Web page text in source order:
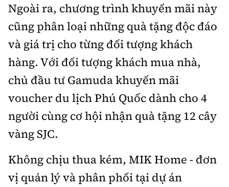
Nguyễn Sơn Tùng, Nguyễn Đức Thắng,
La Đức Hùng
Giấy phép số 02/GP-BC, cấp ngày 22/4/2025.
Chuyên trang của Báo Xây dựng
Hotline:
0901 514 799
Quảng cáo và Phát hành:
0915 057 282
Email: bandoc@baoxaydung.vn
Cấm sao chép dưới mọi hình thức nếu không có sự
chấp thuận bằng văn bản.
Ngoài ra, chương trình khuyến mãi này
cũng phân loại những quà tặng độc đáo
và giá trị cho từng đối tượng khách
hàng. Với đối tượng khách mua nhà,
chủ đầu tư Gamuda khuyến mãi
voucher du lịch Phú Quốc dành cho 4
người cùng cơ hội nhận quà tặng 12 cây
vàng SJC.
Không chịu thua kém, MIK Home - đơn
vị quản lý và phân phối tại dự án